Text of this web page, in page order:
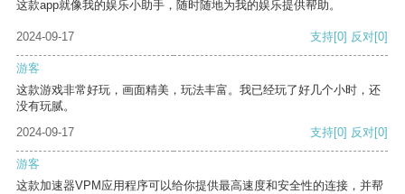
这款app就像我的娱乐小助手，随时随地为我的娱乐提供帮助。
2024-09-17 支持[0] 反对[0]
游客
这款游戏非常好玩，画面精美，玩法丰富。我已经玩了好几个小时，还
没有玩腻。
2024-09-17
支持[0] 反对[0]
游客
这款加速器VPM应用程序可以给你提供最高速度和安全性的连接，并帮